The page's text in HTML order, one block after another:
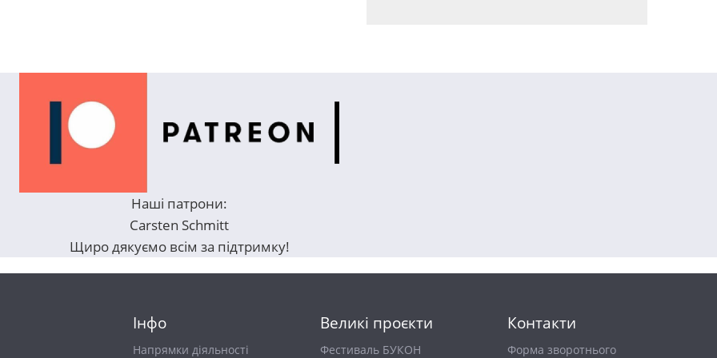
Наші патрони:
Carsten Schmitt
Щиро дякуємо всім за підтримку!
Інфо
Напрямки діяльності
Великі проєкти
Фестиваль БУКОН
Контакти
Форма зворотнього